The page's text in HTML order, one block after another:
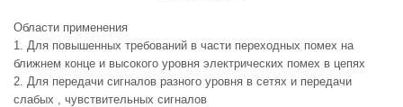
Области применения
1. Для повышенных требований в части переходных помех на
ближнем конце и высокого уровня электрических помех в цепях
2. Для передачи сигналов разного уровня в сетях и передачи
слабых , чувствительных сигналов